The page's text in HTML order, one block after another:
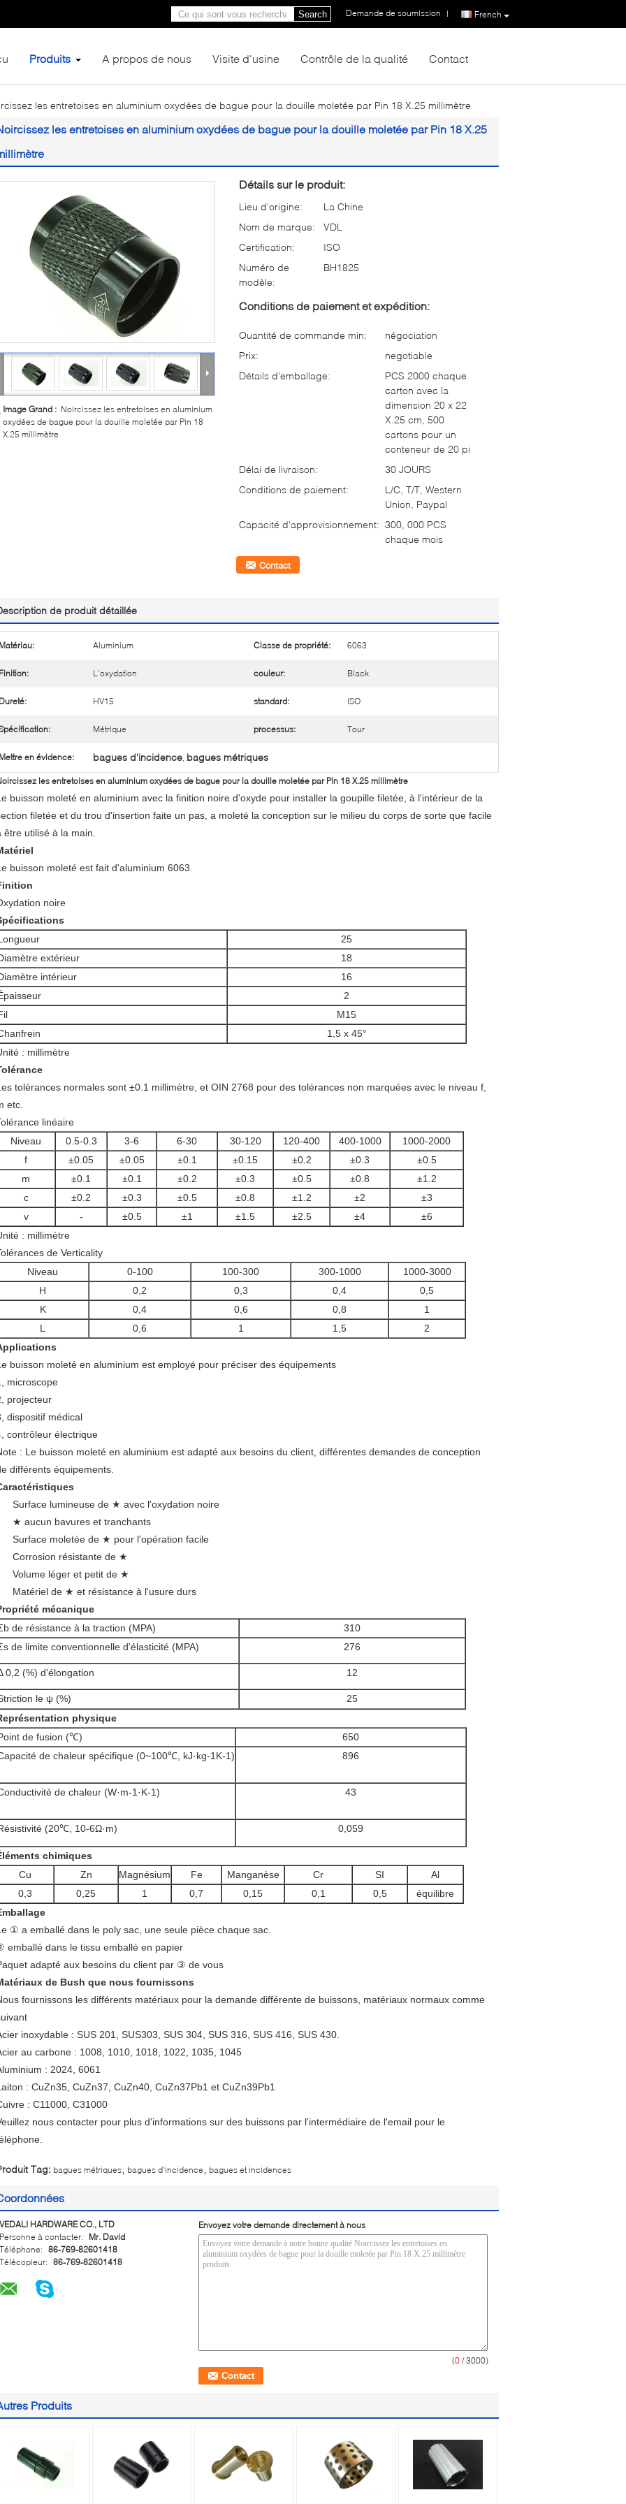
French
Demande de soumission |
Search
Produits A propos de nous Visite d'usine Contrôle de la qualité Contact
les entretoises en aluminium oxydées de bague pour la douille moletée par Pin 18 X.25 millimètre
les entretoises en aluminium oxydées de bague pour la douille moletée par Pin 18 X.25
Image Grand : Noircissez les entretoises en aluminium
oxydées de bague pour la douille moletée par Pin 18
X.25 millimètre
Détails sur le produit:
Lieu d'origine:
La Chine
Nom de marque:
VDL
Certification:
ISO
Numéro de
modèle:
BH1825
Conditions de paiement et expédition:
Quantité de commande min:
négociation
Prix:
negotiable
Détails d'emballage:
PCS 2000 chaque
carton avec la
dimension 20 x 22
X.25 cm, 500
cartons pour un
conteneur de 20 pi
Délai de livraison:
30 JOURS
Conditions de paiement:
L/C, T/T, Western
Union, Paypal
Capacité d'approvisionnement: 300, 000 PCS
chaque mois
Contact
de produit détaillée
Aluminium Classe de propriété: 6063
L'oxydation couleur: Black
HV15 standard: ISO
Métrique processus: Tour
en évidence: bagues d'incidence, bagues métriques
les entretoises en aluminium oxydées de bague pour la douille moletée par Pin 18 X.25 millimètre
buisson moleté en aluminium avec la finition noire d'oxyde pour installer la goupille filetée, à l'intérieur de la
filetée et du trou d'insertion faite un pas, a moleté la conception sur le milieu du corps de sorte que facile
être utilisé à la main.
buisson moleté est fait d'aluminium 6063
noire
25
extérieur
18
intérieur
16
2
M15
1,5 x 45°
: millimètre
tolérances normales sont ±0.1 millimètre, et OIN 2768 pour des tolérances non marquées avec le niveau f,
etc.
linéaire
Niveau
0.5-0.3 3-6 6-30 30-120 120-400 400-1000
1000-2000
f
±0.05 ±0.05 ±0.1 ±0.15 ±0.2 ±0.3
±0.5
m
±0.1 ±0.1 ±0.2 ±0.3 ±0.5 ±0.8
±1.2
c
±0.2 ±0.3 ±0.5 ±0.8 ±1.2 ±2
±3
v
- ±0.5 ±1 ±1.5 ±2.5 ±4
±6
: millimètre
de Verticality
Niveau
0-100 100-300 300-1000
1000-3000
H
0,2 0,3 0,4
0,5
K
0,4 0,6 0,8
1
L
0,6 1 1,5
2
buisson moleté en aluminium est employé pour préciser des équipements
microscope
projecteur
dispositif médical
contrôleur électrique
: Le buisson moleté en aluminium est adapté aux besoins du client, différentes demandes de conception
différents équipements.
Surface lumineuse de ★ avec l'oxydation noire
★ aucun bavures et tranchants
Surface moletée de ★ pour l'opération facile
Corrosion résistante de ★
Volume léger et petit de ★
Matériel de ★ et résistance à l'usure durs
mécanique
de résistance à la traction (MPA)
310
de limite conventionnelle d'élasticité (MPA)
276
0,2 (%) d'élongation 12
le ψ (%)
25
physique
de fusion (℃)
650
de chaleur spécifique (0~100℃, kJ·kg-1K-1)
896
de chaleur (W·m-1·K-1) 43
(20℃, 10-6Ω·m) 0,059
chimiques
Cu
Zn Magnésium Fe Manganèse Cr SI
Al
0,3
0,25 1 0,7 0,15 0,1 0,5
équilibre
① a emballé dans le poly sac, une seule pièce chaque sac.
emballé dans le tissu emballé en papier
adapté aux besoins du client par ③ de vous
de Bush que nous fournissons
fournissons les différents matériaux pour la demande différente de buissons, matériaux normaux comme
inoxydable : SUS 201, SUS303, SUS 304, SUS 316, SUS 416, SUS 430.
au carbone : 1008, 1010, 1018, 1022, 1035, 1045
: 2024, 6061
: CuZn35, CuZn37, CuZn40, CuZn37Pb1 et CuZn39Pb1
: C11000, C31000
nous contacter pour plus d'informations sur des buissons par l'intermédiaire de l'email pour le
Tag: bagues métriques bagues d'incidence bagues et incidences
VEDALI HARDWARE CO., LTD
Personne à contacter:
Mr. David
Téléphone: 86-769-82601418
Télécopieur: 86-769-82601418
Envoyez votre demande directement à nous
(0 / 3000)
Produits